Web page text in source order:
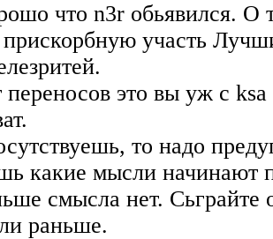
что n3r обьявился. О
прискорбную участь
переносов это вы уж с
то надо
какие мысли начинают
смысла нет. Сьграйте
раньше.